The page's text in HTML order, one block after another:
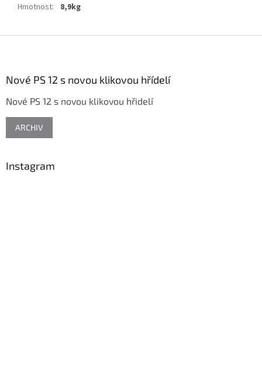
Hmotnost: 8,9kg
Nové PS 12 s novou klikovou hřídelí
Nové PS 12 s novou klikovou hřidelí
ARCHIV
Instagram